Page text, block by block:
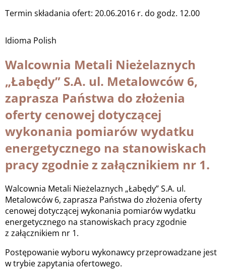
Termin składania ofert: 20.06.2016 r. do godz. 12.00
Idioma Polish
Walcownia Metali Nieżelaznych
„Łabędy” S.A. ul. Metalowców 6,
zaprasza Państwa do złożenia
oferty cenowej dotyczącej
wykonania pomiarów wydatku
energetycznego na stanowiskach
pracy zgodnie z załącznikiem nr 1.
Walcownia Metali Nieżelaznych „Łabędy” S.A. ul.
Metalowców 6, zaprasza Państwa do złożenia oferty
cenowej dotyczącej wykonania pomiarów wydatku
energetycznego na stanowiskach pracy zgodnie
z załącznikiem nr 1.
Postępowanie wyboru wykonawcy przeprowadzane jest
w trybie zapytania ofertowego.